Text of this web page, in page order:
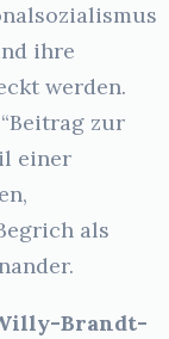
ihre
werden.
zur
einer
als
Willy-Brandt-